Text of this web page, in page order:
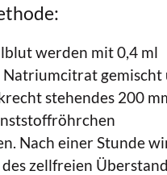
werden mit 0,4 ml
Natriumcitrat gemischt
stehendes 200
Nach einer Stunde
zellfreien